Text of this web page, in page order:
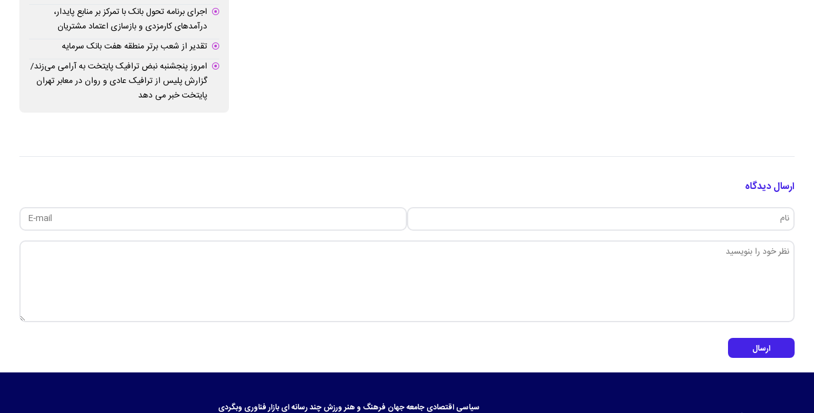
اجرای برنامه تحول بانک با تمرکز بر منابع پایدار،
درآمدهای کارمزدی و بازسازی اعتماد مشتریان
تقدیر از شعب برتر منطقه هفت بانک سرمایه
امروز پنجشنبه نبض ترافیک پایتخت به آرامی می‌زند/
گزارش پلیس از ترافیک عادی و روان در معابر تهران
پایتخت خبر می دهد
ارسال دیدگاه
ارسال
سیاسیاقتصادیجامعهجهان فرهنگ و هنرورزشچند رسانه ایبازارفناوری وبگردی